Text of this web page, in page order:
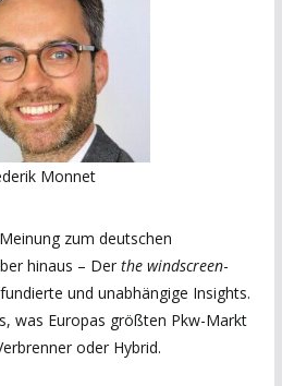
Monnet
zum deutschen
hinaus – Der the windscreen-
und unabhängige Insights.
was Europas größten Pkw-Markt
oder Hybrid.